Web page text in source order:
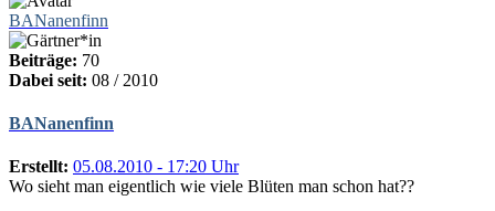
BANanenfinn
Beiträge: 70
Dabei seit: 08 / 2010
BANanenfinn
Erstellt: 05.08.2010 - 17:20 Uhr
Wo sieht man eigentlich wie viele Blüten man schon hat??